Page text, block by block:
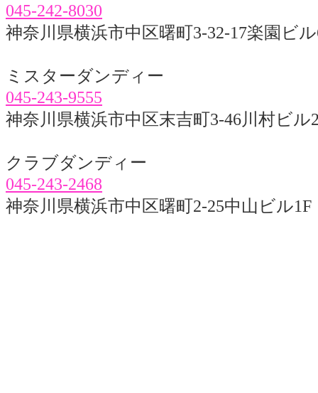
045-242-8030
神奈川県横浜市中区曙町3-32-17楽園ビ
ミスターダンディー
045-243-9555
神奈川県横浜市中区末吉町3-46川村ビル
クラブダンディー
045-243-2468
神奈川県横浜市中区曙町2-25中山ビル1F